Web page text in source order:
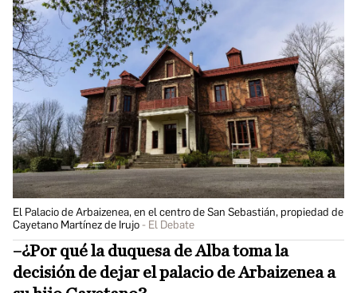
El Palacio de Arbaizenea, en el centro de San Sebastián, propiedad de
Cayetano Martínez de Irujo
El Debate
–¿Por qué la duquesa de Alba toma la
decisión de dejar el palacio de Arbaizenea a